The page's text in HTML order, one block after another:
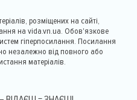
розміщених на сайті,
на vida.vn.ua. Обов'язкове
гіперпосилання. Посилання
незалежно від повного або
матеріалів.